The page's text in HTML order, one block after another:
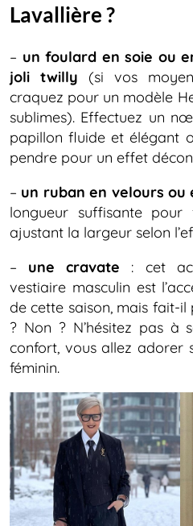
Lavallière ?
– un foulard en soie ou
joli twilly (si vos
craquez pour un modèle
sublimes). Effectuez un
papillon fluide et élégant
pendre pour un effet
– un ruban en velours ou
longueur suffisante
ajustant la largeur selon
– une cravate : cet
vestiaire masculin est
de cette saison, mais fait-
? Non ? N’hésitez pas
confort, vous allez adorer
féminin.